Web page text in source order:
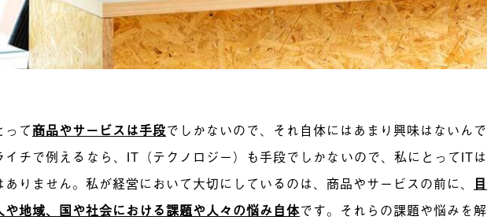
って商品やサービスは手段でしかないので、それ自体にはあまり興味はないんで
イチで例えるなら、IT（テクノロジー）も手段でしかないので、私にとってITは
ありません。私が経営において大切にしているのは、商品やサービスの前に、
目
や地域、国や社会における課題や人々の悩み自体です。それらの課題や悩みを解